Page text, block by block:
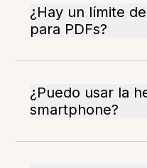
¿Hay un límite
para PDFs?
¿Puedo usar la
smartphone?